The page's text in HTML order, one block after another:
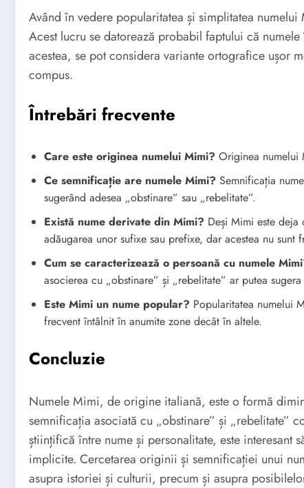
Având în vedere popularitatea și simplitatea
Acest lucru se datorează probabil faptului că
acestea, se pot considera variante ortografice ușor
compus.
Întrebări frecvente
Care este originea numelui Mimi? Originea numelui
Ce semnificație are numele Mimi? Semnificația
sugerând adesea „obstinare” sau „rebelitate”.
Există nume derivate din Mimi? Deși Mimi este
adăugarea unor sufixe sau prefixe, dar acestea nu sunt
Cum se caracterizează o persoană cu numele
asocierea cu „obstinare” și „rebelitate” ar putea
Este Mimi un nume popular? Popularitatea numelui
frecvent întâlnit în anumite zone decât în altele.
Concluzie
Numele Mimi, de origine italiană, este o formă
semnificația asociată cu „obstinare” și „rebelitate”
științifică între nume și personalitate, este
implicite. Cercetarea originii și semnificației unui
asupra istoriei și culturii, precum și asupra